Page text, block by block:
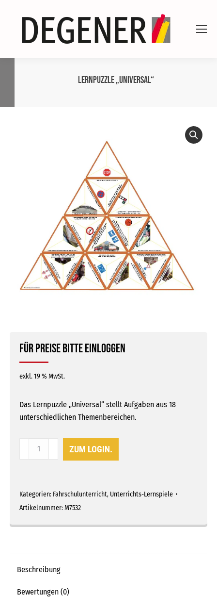
Lernpuzzle „Universal“
Für Preise bitte einloggen
exkl. 19 % MwSt.
Das Lernpuzzle „Universal“ stellt Aufgaben aus 18
unterschiedlichen Themenbereichen.
Lernpuzzle
ZUM LOGIN.
Kategorien: Fahrschulunterricht, Unterrichts-Lernspiele
Artikelnummer:M7532
Beschreibung
Bewertungen (0)